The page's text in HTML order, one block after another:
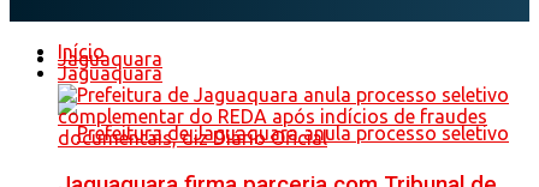
Jaguaquara
Início
Jaguaquara